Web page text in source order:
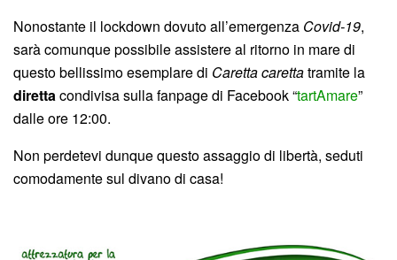
Nonostante il lockdown dovuto all’emergenza Covid-19,
sarà comunque possibile assistere al ritorno in mare di
questo bellissimo esemplare di Caretta carettatramite la
direttacondivisa sulla fanpage di Facebook “tartAmare”
dalle ore 12:00.
Non perdetevi dunque questo assaggio di libertà, seduti
comodamente sul divano di casa!